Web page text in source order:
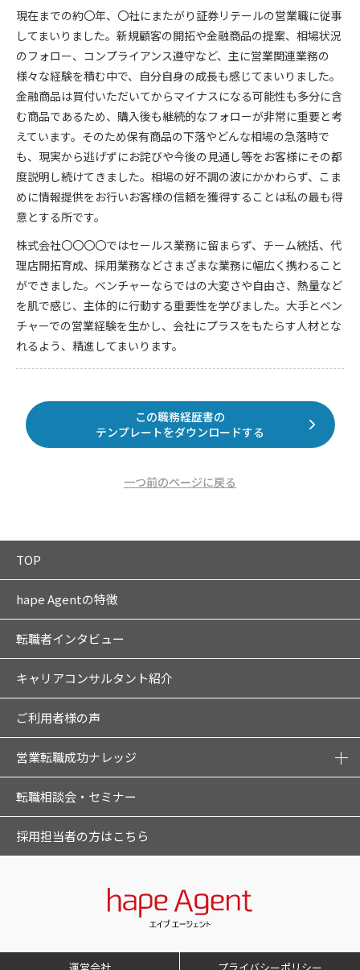
現在までの約〇年、〇社にまたがり証券リテールの営業職に従事
してまいりました。新規顧客の開拓や金融商品の提案、相場状況
のフォロー、コンプライアンス遵守など、主に営業関連業務の
様々な経験を積む中で、自分自身の成長も感じてまいりました。
金融商品は買付いただいてからマイナスになる可能性も多分に含
む商品であるため、購入後も継続的なフォローが非常に重要と考
えています。そのため保有商品の下落やどんな相場の急落時で
も、現実から逃げずにお詫びや今後の見通し等をお客様にその都
度説明し続けてきました。相場の好不調の波にかかわらず、こま
めに情報提供をお行いお客様の信頼を獲得することは私の最も得
意とする所です。
株式会社〇〇〇〇ではセールス業務に留まらず、チーム統括、代
理店開拓育成、採用業務などさまざまな業務に幅広く携わること
ができました。ベンチャーならではの大変さや自由さ、熱量など
を肌で感じ、主体的に行動する重要性を学びました。大手とベン
チャーでの営業経験を生かし、会社にプラスをもたらす人材とな
れるよう、精進してまいります。
この職務経歴書の
テンプレートをダウンロードする
一つ前のページに戻る
TOP
hape Agentの特徴
転職者インタビュー
キャリアコンサルタント紹介
ご利用者様の声
営業転職成功ナレッジ
転職相談会・セミナー
採用担当者の方はこちら